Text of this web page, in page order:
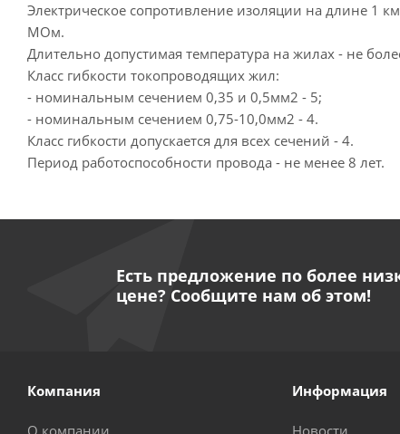
Электрическое сопротивление изоляции на длине 1
МОм.
Длительно допустимая температура на жилах - не
Класс гибкости токопроводящих жил:
- номинальным сечением 0,35 и 0,5мм2 - 5;
- номинальным сечением 0,75-10,0мм2 - 4.
Класс гибкости допускается для всех сечений - 4.
Период работоспособности провода - не менее 8 лет.
Есть предложение по более
цене? Сообщите нам об этом!
Компания
О компании
Информация
Новости